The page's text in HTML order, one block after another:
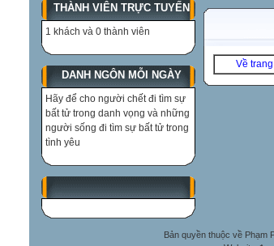
THÀNH VIÊN TRỰC TUYẾN
1 khách và 0 thành viên
DANH NGÔN MỖI NGÀY
Hãy để cho người chết đi tìm sự
bất tử trong danh vọng và những
người sống đi tìm sự bất tử trong
tình yêu
Về
Bản quyền thuộc về Phạm